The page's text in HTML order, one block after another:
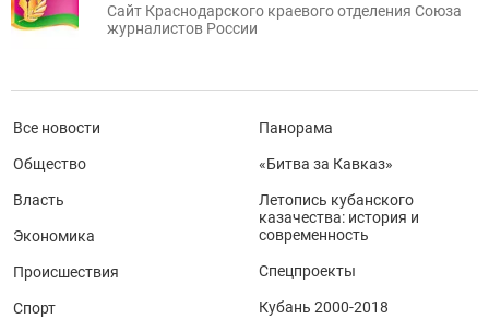
Сайт Краснодарского краевого отделения Союза
журналистов России
Все новости
Общество
Власть
Экономика
Происшествия
Спорт
Панорама
«Битва за Кавказ»
Летопись кубанского
казачества: история и
современность
Спецпроекты
Кубань 2000-2018